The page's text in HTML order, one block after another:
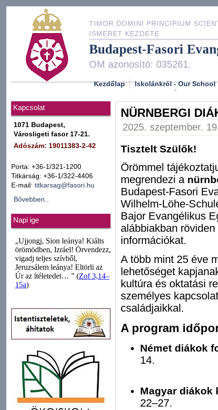
TIMOR DOMINI PRINCIPIUM
ISMERET KEZDETE
Budapest-Fasori
OM azonosító: 035261.
Kezdőlap Iskolánkról - Our School
Kapcsolat
1071 Budapest,
Városligeti fasor 17-21.
Adószám: 19011383-2-42
Porta: +36-1/321-1200
Titkárság: +36-1/322-4406
E-mail: titkarsag@fasori.hu
Bővebben...
Napi ige
NÜRNBERGI
2025. szeptember.
Tisztelt Szülők!
Örömmel
megrendezi a
Budapest-Fasori
Wilhelm-Löhe-
Bajor Evangélikus
alábbiakban
információkat.
A több mint 25 éve
lehetőséget
kultúra és oktatási
személyes
családjaikkal.
A program
Német diákok
14.
Magyar diákok
22–27.